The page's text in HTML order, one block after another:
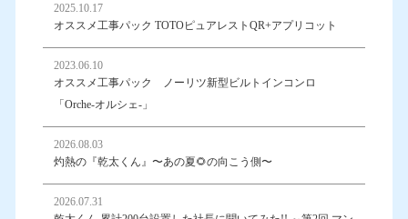
2025.10.17
オススメ工事パック TOTOピュアレストQR+アプリコット
2023.06.10
オススメ工事パック ノーリツ新型ビルトインコンロ
「Orche-オルシェ-」
2026.08.03
灼熱の『乾太くん』〜あの夏🌻の向こう側〜
2026.07.31